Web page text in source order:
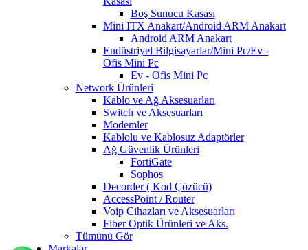
Boş Sunucu Kasası
Mini ITX Anakart/Android ARM Anakart
Android ARM Anakart
Endüstriyel Bilgisayarlar/Mini Pc/Ev -
Ofis Mini Pc
Ev - Ofis Mini Pc
Network Ürünleri
Kablo ve Ağ Aksesuarları
Switch ve Aksesuarları
Modemler
Kablolu ve Kablosuz Adaptörler
Ağ Güvenlik Ürünleri
FortiGate
Sophos
Decorder ( Kod Çözücü)
AccessPoint / Router
Voip Cihazları ve Aksesuarları
Fiber Optik Ürünleri ve Aks.
Tümünü Gör